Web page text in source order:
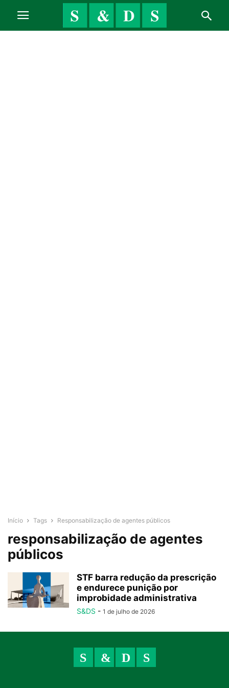
Início Tags Responsabilização de agentes públicos
responsabilização de agentes
públicos
STF barra redução da prescrição
e endurece punição por
improbidade administrativa
S&DS - 1 de julho de 2026